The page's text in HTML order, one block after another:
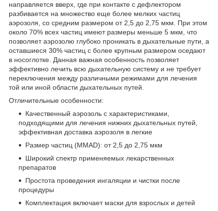
направляется вверх, где при контакте с дефлектором
разбивается на множество еще более мелких частиц
аэрозоля, со средним размером от 2,5 до 2,75 мкм. При этом
около 70% всех частиц имеют размеры меньше 5 мкм, что
позволяет аэрозолю глубоко проникать в дыхательные пути, а
оставшиеся 30% частиц с более крупным размером оседают
в носоглотке. Данная важная особенность позволяет
эффективно лечить всю дыхательную систему и не требует
переключения между различными режимами для лечения
той или иной области дыхательных путей.
Отличительные особенности:
Качественный аэрозоль с характеристиками,
подходящими для лечения нижних дыхательных путей,
эффективная доставка аэрозоля в легкие
Размер частиц (MMAD): от 2,5 до 2,75 мкм
Широкий спектр применяемых лекарственных
препаратов
Простота проведения ингаляции и чистки после
процедуры
Комплектация включает маски для взрослых и детей